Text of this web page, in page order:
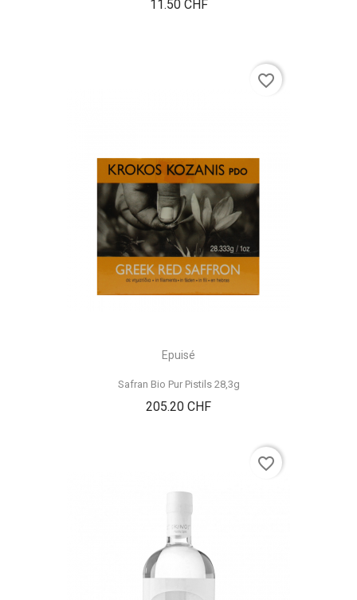
11.50 CHFPrix
Epuisé
Safran Bio Pur Pistils 28,3g
205.20 CHFPrix
favorite_border
favorite_border